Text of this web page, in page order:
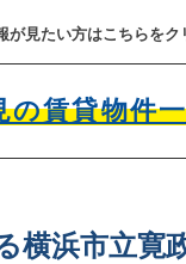
が見たい方はこちらを
の賃貸物件
横浜市立寛